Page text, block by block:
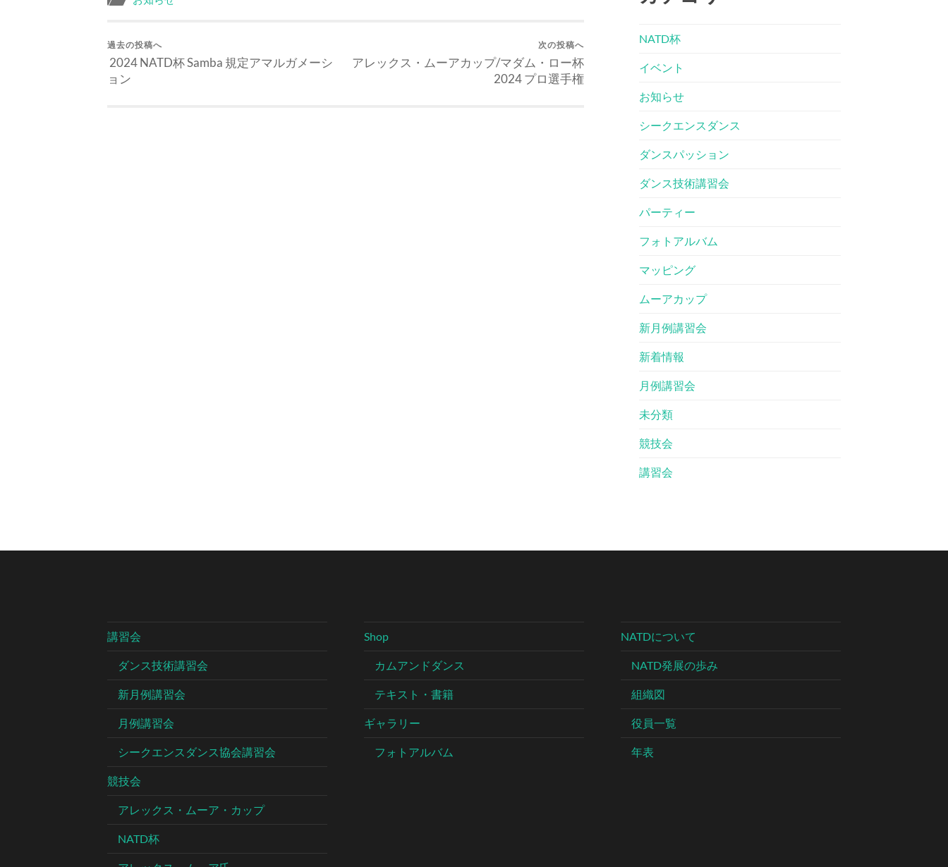
過去の投稿へ
2024 NATD杯 Samba 規定アマルガメーシ
ョン
次の投稿へ
アレックス・ムーアカップ/マダム・ロー杯
2024 プロ選手権
NATD杯
イベント
お知らせ
シークエンスダンス
ダンスパッション
ダンス技術講習会
パーティー
フォトアルバム
マッピング
ムーアカップ
新月例講習会
新着情報
月例講習会
未分類
競技会
講習会
講習会
ダンス技術講習会
新月例講習会
月例講習会
シークエンスダンス協会講習会
競技会
アレックス・ムーア・カップ
NATD杯
Shop
カムアンドダンス
テキスト・書籍
ギャラリー
フォトアルバム
NATDについて
NATD発展の歩み
組織図
役員一覧
年表